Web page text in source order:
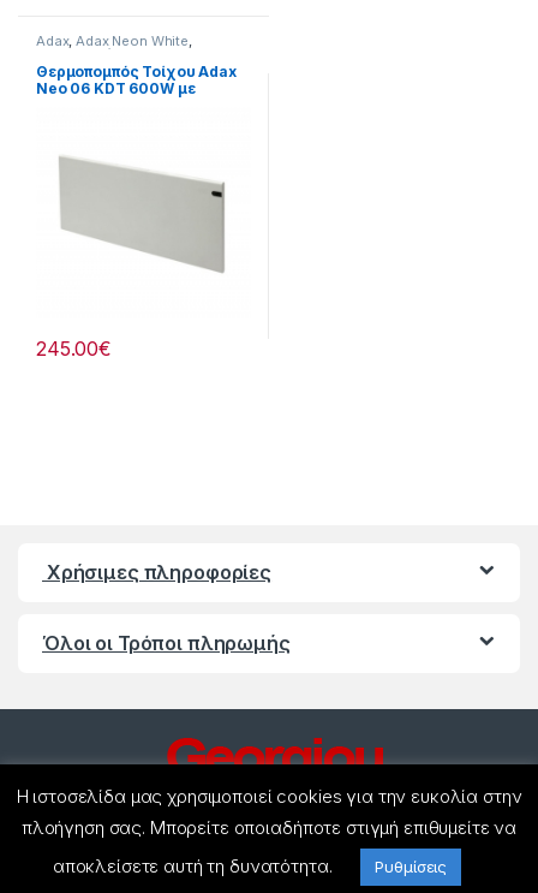
Adax,Adax Neon White,
Θερναντικά
Θερμοπομπός Τοίχου Adax
Neo 06 KDT 600W με
245.00€
Χρήσιμες πληροφορίες
Όλοι οι Τρόποι πληρωμής
Έχετε ερωτήσεις ? Καλέστε
Η ιστοσελίδα μας χρησιμοποιεί cookies για την ευκολία στην
πλοήγηση σας. Μπορείτε οποιαδήποτε στιγμή επιθυμείτε να
αποκλείσετε αυτή τη δυνατότητα.
Ρυθμίσεις